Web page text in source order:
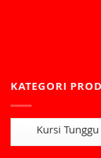
KATEGORI